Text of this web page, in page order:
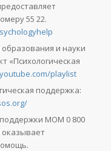
55 22.
ologyhelp
и науки
«Психологическая
playlist
поддержка:
МОМ 0 800
оказывает